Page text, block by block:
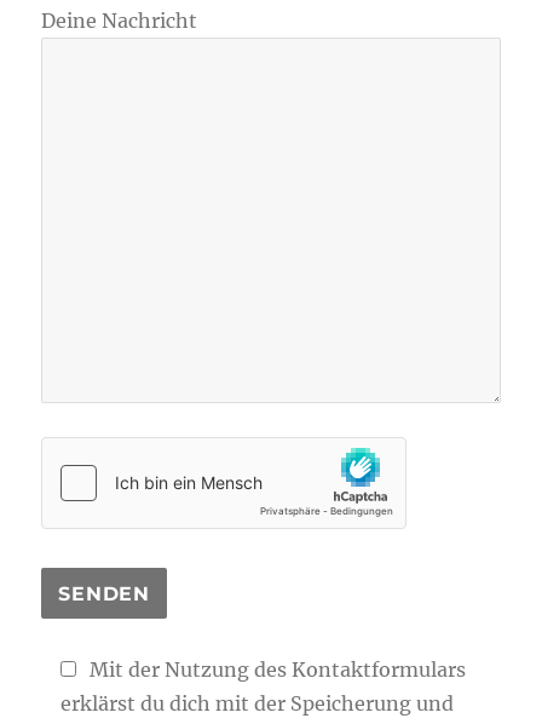
Deine Nachricht
Mit der Nutzung des Kontaktformulars
erklärst du dich mit der Speicherung und